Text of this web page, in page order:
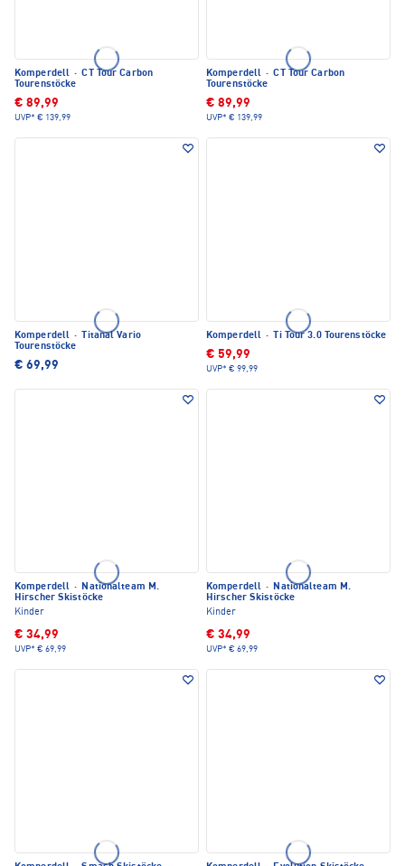
Komperdell · CT Tour Carbon
Tourenstöcke
€ 89,99
UVP* € 139,99
Komperdell · CT Tour Carbon
Tourenstöcke
€ 89,99
UVP* € 139,99
Komperdell ·
Titanal Vario
Tourenstöcke
€ 69,99
Komperdell · Ti Tour 3.0 Tourenstöcke
€ 59,99
UVP* € 99,99
Komperdell · Nationalteam M.
Hirscher Skistöcke
Kinder
€ 34,99
UVP* € 69,99
Komperdell · Nationalteam M.
Hirscher Skistöcke
Kinder
€ 34,99
UVP* € 69,99